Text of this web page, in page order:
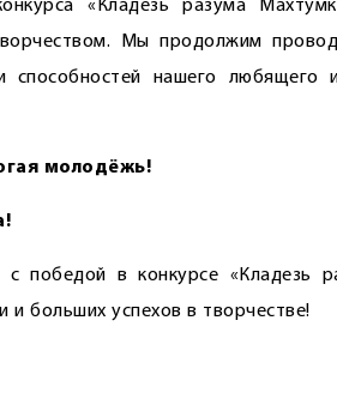
«Кладезь разума
Мы продолжим
способностей нашего любящего
молодёжь!
победой в конкурсе «Кладезь
и больших успехов в творчестве!